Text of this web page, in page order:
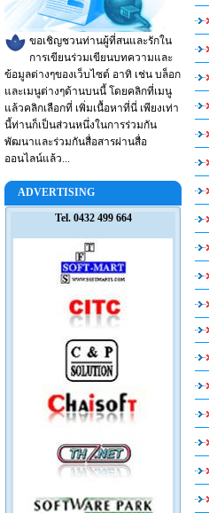
ขอเชิญชวนท่านผู้ที่สนและรักใน
การเขียนร่วมเขียนบทความและ
ข้อมูลต่างๆของเว็บไซต์ อาทิ เช่น บล็อก
และเมนูต่างๆด้านบนนี้ โดยคลิกที่เมนู
แล้วคลิกเลือกที่ เพิ่มเนื้อหาที่นี่ เพียงเท่า
นี้ท่านก็เป็นส่วนหนึ่งในการร่วมกัน
พัฒนาและร่วมกันสื่อสารผ่านสื่อ
ออนไลน์แล้ว...
ADVERTISING
Tel. 0432 499 664